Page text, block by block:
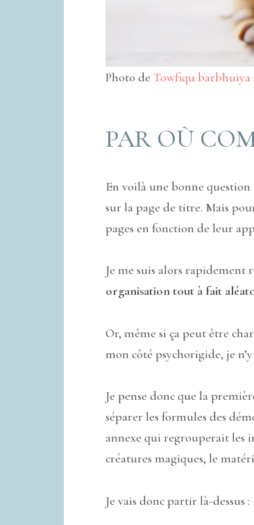
Photo de Towfiqu barbhuiya
PAR OÙ
En voilà une bonne
sur la page de titre. Mais
pages en fonction de leur
Je me suis alors rapidement
organisation tout à fait
Or, même si ça peut être
mon côté psychorigide, je
Je pense donc que la
séparer les formules des
annexe qui regrouperait les
créatures magiques, le
Je vais donc partir là-dessus :